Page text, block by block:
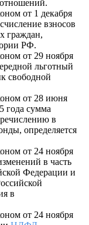
от 1 декабря
взносов
граждан,
РФ.
от 29 ноября
льготный
свободной
от 28 июня
года сумма
в
определяется
от 24 ноября
в часть
Федерации и
в
от 24 ноября